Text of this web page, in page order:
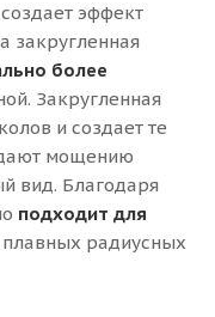
эффект
закругленная
более
Закругленная
и создает те
мощению
вид. Благодаря
подходит для
плавных радиусных